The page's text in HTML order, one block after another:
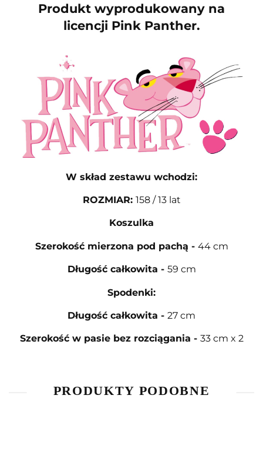
Produkt wyprodukowany na
licencji Pink Panther.
W skład zestawu wchodzi:
ROZMIAR: 158 / 13 lat
Koszulka
Szerokość mierzona pod pachą - 44 cm
Długość całkowita - 59 cm
Spodenki:
Długość całkowita - 27 cm
Szerokość w pasie bez rozciągania - 33 cm x 2
PRODUKTY PODOBNE